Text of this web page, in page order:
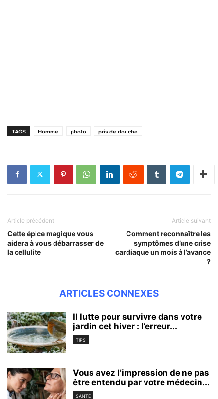
TAGS Homme photo pris de douche
Article précédent
Cette épice magique vous
aidera à vous débarrasser de
la cellulite
Article suivant
Comment reconnaître les
symptômes d’une crise
cardiaque un mois à l’avance
?
ARTICLES CONNEXES
Il lutte pour survivre dans votre
jardin cet hiver : l’erreur...
TIPS
Vous avez l’impression de ne pas
être entendu par votre médecin...
SANTÉ